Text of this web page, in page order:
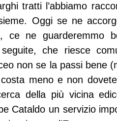
tratti l’abbiamo
Oggi se ne
ce ne guarderemmo
che riesce
non se la passi bene
meno e non
della più vicina
Cataldo un servizio